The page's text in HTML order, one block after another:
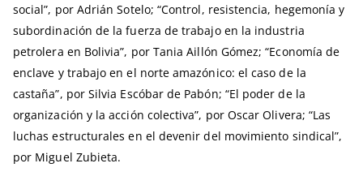
social”, por Adrián Sotelo; “Control, resistencia, hegemonía y
subordinación de la fuerza de trabajo en la industria
petrolera en Bolivia”, por Tania Aillón Gómez; “Economía de
enclave y trabajo en el norte amazónico: el caso de la
castaña”, por Silvia Escóbar de Pabón; “El poder de la
organización y la acción colectiva”, por Oscar Olivera; “Las
luchas estructurales en el devenir del movimiento sindical”,
por Miguel Zubieta.